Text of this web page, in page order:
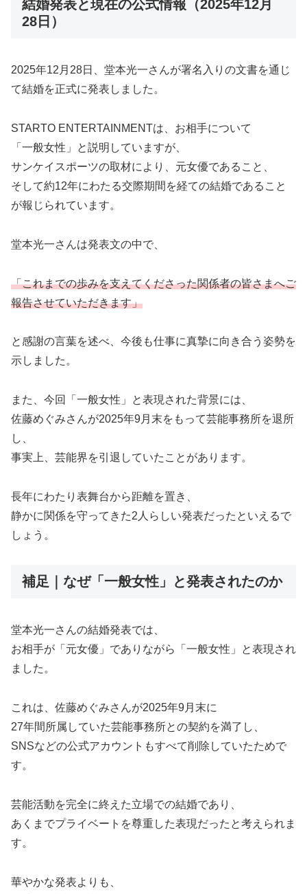
結婚発表と現在の公式情報（2025年12月
28日）
2025年12月28日、堂本光一さんが署名入りの文書を通じ
て結婚を正式に発表しました。
STARTO ENTERTAINMENTは、お相手について
「一般女性」と説明していますが、
サンケイスポーツの取材により、元女優であること、
そして約12年にわたる交際期間を経ての結婚であること
が報じられています。
堂本光一さんは発表文の中で、
「これまでの歩みを支えてくださった関係者の皆さまへご
報告させていただきます」
と感謝の言葉を述べ、今後も仕事に真摯に向き合う姿勢を
示しました。
また、今回「一般女性」と表現された背景には、
佐藤めぐみさんが2025年9月末をもって芸能事務所を退所
し、
事実上、芸能界を引退していたことがあります。
長年にわたり表舞台から距離を置き、
静かに関係を守ってきた2人らしい発表だったといえるで
しょう。
補足｜なぜ「一般女性」と発表されたのか
堂本光一さんの結婚発表では、
お相手が「元女優」でありながら「一般女性」と表現され
ました。
これは、佐藤めぐみさんが2025年9月末に
27年間所属していた芸能事務所との契約を満了し、
SNSなどの公式アカウントもすべて削除していたためで
す。
芸能活動を完全に終えた立場での結婚であり、
あくまでプライベートを尊重した表現だったと考えられま
す。
華やかな発表よりも、